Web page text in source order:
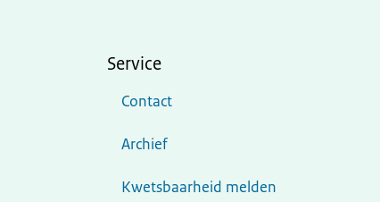
Service
Contact
Archief
Kwetsbaarheid melden